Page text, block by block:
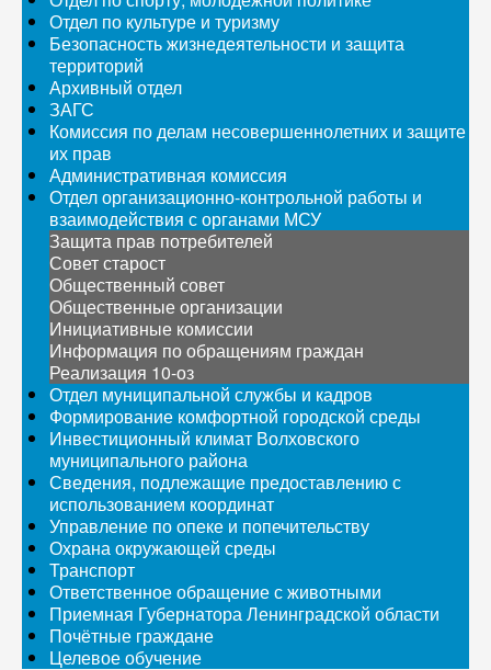
Отдел по культуре и туризму
Безопасность жизнедеятельности и защита
территорий
Архивный отдел
ЗАГС
Комиссия по делам несовершеннолетних и защите
их прав
Административная комиссия
Отдел организационно-контрольной работы и
взаимодействия с органами МСУ
Защита прав потребителей
Совет старост
Общественный совет
Общественные организации
Инициативные комиссии
Информация по обращениям граждан
Реализация 10-оз
Отдел муниципальной службы и кадров
Формирование комфортной городской среды
Инвестиционный климат Волховского
муниципального района
Сведения, подлежащие предоставлению с
использованием координат
Управление по опеке и попечительству
Охрана окружающей среды
Транспорт
Ответственное обращение с животными
Приемная Губернатора Ленинградской области
Почётные граждане
Целевое обучение